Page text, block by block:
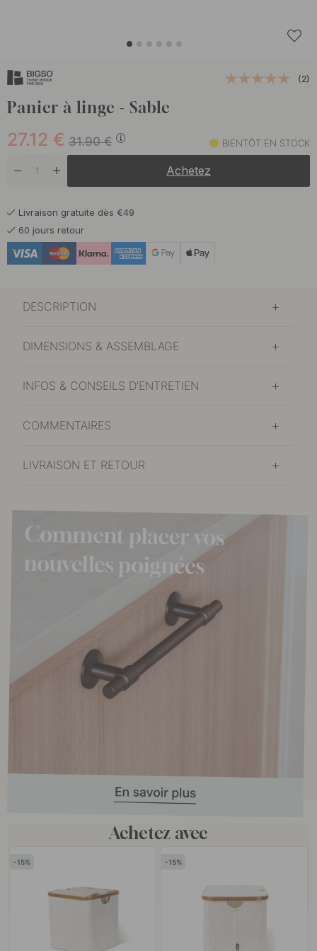
(2)
Panier à linge - Sable
31.90€
27.12 € BIENTÔT EN STOCK
Achetez
Livraison gratuite dès €49
60 jours retour
DESCRIPTION
DIMENSIONS & ASSEMBLAGE
INFOS & CONSEILS D'ENTRETIEN
COMMENTAIRES
LIVRAISON ET RETOUR
Achetez avec
15 15